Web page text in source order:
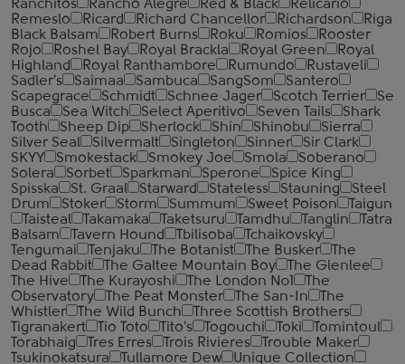
Ranchitos
Rancho Alegre Red & Black
Relicario
Remeslo
Ricard Richard Chancellor Richardson
Riga
Black Balsam
Robert Burns Roku Romios
Rooster
Rojo
Roshel Bay Royal Brackla Royal Green
Royal
Highland
Royal Ranthambore Rumundo
Rustaveli
Sadler's
Saimaa Sambuca SangSom
Santero
Scapegrace
Schmidt Schnee Jager Scotch Terrier
Se
Busca
Sea Witch Select Aperitivo Seven Tails
Shark
Tooth
Sheep Dip Sherlock Shin Shinobu
Sierra
Silver Seal
Silvermalt Singleton Sinner
Sir Clark
SKYY
Smokestack Smokey Joe Smola
Soberano
Solera
Sorbet Sparkman Sperone
Spice King
Spisska
St. Graal Starward Stateless Stauning
Steel
Drum
Stoker Storm Summum Sweet Poison
Taigun
Taisteal
Takamaka Taketsuru Tamdhu Tanglin
Tatra
Balsam
Tavern Hound Tbilisoba
Tchaikovsky
Tengumai
Tenjaku The Botanist The Busker
The
Dead Rabbit
The Galtee Mountain Boy
The Glenlee
The Hive
The Kurayoshi The London №1
The
Observatory
The Peat Monster The San-In
The
Whistler
The Wild Bunch
Three Scottish Brothers
Tigranakert
Tio Toto Tito's Togouchi Toki
Tomintoul
Torabhaig
Tres Erres Trois Rivieres
Trouble Maker
Tsukinokatsura
Tullamore Dew
Unique Collection